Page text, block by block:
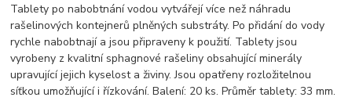
Tablety po nabobtnání vodou vytvářejí více než náhradu
rašelinových kontejnerů plněných substráty. Po přidání do vody
rychle nabobtnají a jsou připraveny k použití. Tablety jsou
vyrobeny z kvalitní sphagnové rašeliny obsahující minerály
upravující jejich kyselost a živiny. Jsou opatřeny rozložitelnou
síťkou umožňující i řízkování. Balení: 20 ks. Průměr tablety: 33 mm.